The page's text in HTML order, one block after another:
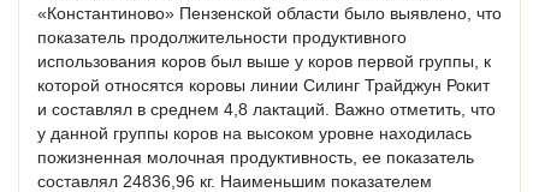
«Константиново» Пензенской области было выявлено, что
показатель продолжительности продуктивного
использования коров был выше у коров первой группы, к
которой относятся коровы линии Силинг Трайджун Рокит
и составлял в среднем 4,8 лактаций. Важно отметить, что
у данной группы коров на высоком уровне находилась
пожизненная молочная продуктивность, ее показатель
составлял 24836,96 кг. Наименьшим показателем